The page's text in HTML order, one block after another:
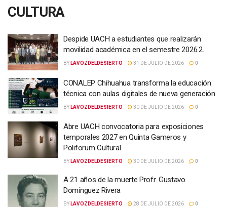
CULTURA
Despide UACH a estudiantes que realizarán
movilidad académica en el semestre 2026.2.
BY LAVOZDELDESIERTO 31 DE JULIO DE 2026 0
CONALEP Chihuahua transforma la educación
técnica con aulas digitales de nueva generación
BY LAVOZDELDESIERTO 30 DE JULIO DE 2026 0
Abre UACH convocatoria para exposiciones
temporales 2027 en Quinta Gameros y
Poliforum Cultural
BY LAVOZDELDESIERTO 30 DE JULIO DE 2026 0
A 21 años de la muerte Profr. Gustavo
Domínguez Rivera
BY LAVOZDELDESIERTO 28 DE JULIO DE 2026 0